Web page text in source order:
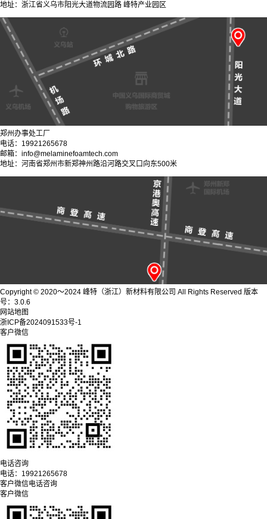
地址：浙江省义乌市阳光大道物流园路 峰特产业园区
郑州办事处工厂
电话：19921265678
邮箱：info@melaminefoamtech.com
地址：河南省郑州市新郑神州路沿河路交叉口向东500米
Copyright © 2020～2024 峰特（浙江）新材料有限公司 All Rights Reserved 版本
号：3.0.6
网站地图
浙ICP备2024091533号-1
客户微信
电话咨询
电话： 19921265678
客户微信电话咨询
客户微信